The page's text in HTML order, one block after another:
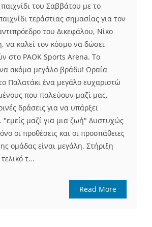
του Σαββάτου με το
τεράστιας σημασίας για τον
του Δικεφάλου, Νίκο
να καλεί τον κόσμο να δώσει
στο PAOK Sports Arena. Το
ακόμα μεγάλο βράδυ! Ωραία
Παλατάκι ένα μεγάλο ευχαριστώ
που παλεύουν μαζί μας,
δράσεις για να υπάρξει
μαζί για μια ζωή" Δυστυχώς
οι προθέσεις και οι προσπάθειες
ομάδας είναι μεγάλη. Στήριξη
τ...
Read More